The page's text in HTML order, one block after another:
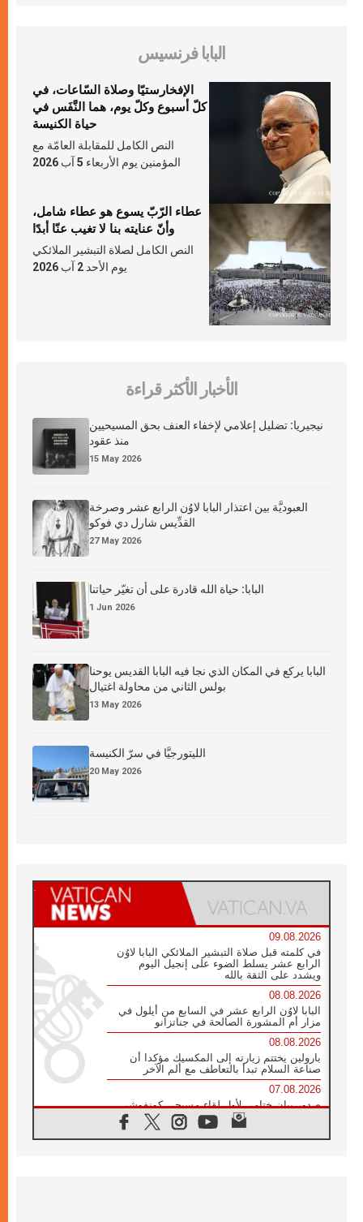
البابا فرنسيس
الإفخارستيّا وصلاة السّاعات، في
كلّ أسبوع وكلّ يوم، هما النَّفَس في
حياة الكنيسة
النص الكامل للمقابلة العامّة مع
المؤمنين يوم الأربعاء 5 آب 2026
عطاء الرّبّ يسوع هو عطاء شامل،
وأنّ عنايته بنا لا تغيب عنّا أبدًا
النص الكامل لصلاة التبشير الملائكي
يوم الأحد 2 آب 2026
الأخبار الأكثر قراءة
نيجيريا: تضليل إعلامي لإخفاء العنف بحق المسيحيين
منذ عقود
15 May 2026
العبوديَّة بين اعتذار البابا لاوُن الرابع عشر وصرخة
القدِّيس شارل دي فوكو
27 May 2026
البابا: حياة الله قادرة على أن تغيّر حياتنا
1 Jun 2026
البابا يركع في المكان الذي نجا فيه البابا القديس يوحنا
بولس الثاني من محاولة اغتيال
13 May 2026
الليتورجيَّا في سرّ الكنيسة
20 May 2026
09.08.2026
في كلمته قبل صلاة التبشير الملائكي البابا لاوُن
الرابع عشر يسلط الضوء على إنجيل اليوم
ويشدد على الثقة بالله
08.08.2026
البابا لاوُن الرابع عشر في السابع من أيلول في
مزار أم المشورة الصالحة في جناتزانو
08.08.2026
بارولين يختتم زيارته إلى المكسيك مؤكدا أن
صناعة السلام تبدأ بالتعاطف مع ألم الآخر
07.08.2026
صدور بيان ختامي لأول لقاء مسيحي كونفوشي
بمشاركة الدائرة الفاتيكانية للحوار بين الأديان
07.08.2026